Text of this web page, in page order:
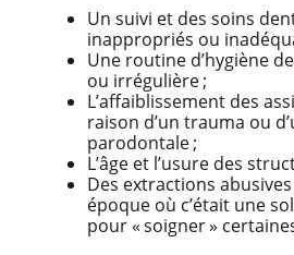
Un suivi et des soins
inappropriés ou
Une routine d’hygiène
ou irrégulière ;
L’affaiblissement des
raison d’un trauma ou
parodontale ;
L’âge et l’usure des
Des extractions
époque où c’était une
pour « soigner »